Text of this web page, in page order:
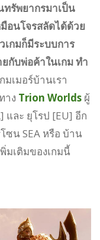
รัพยากรมาเป็น
อนโจรสลัดได้ด้วย
กมก็มีระบบการ
กับพ่อค้าในเกม ทำ
มเมอร์บ้านเรา
าง Trion Worlds ผู้
และ ยุโรป [EU] อีก
ซน SEA หรือ บ้าน
มเติมของเกมนี้